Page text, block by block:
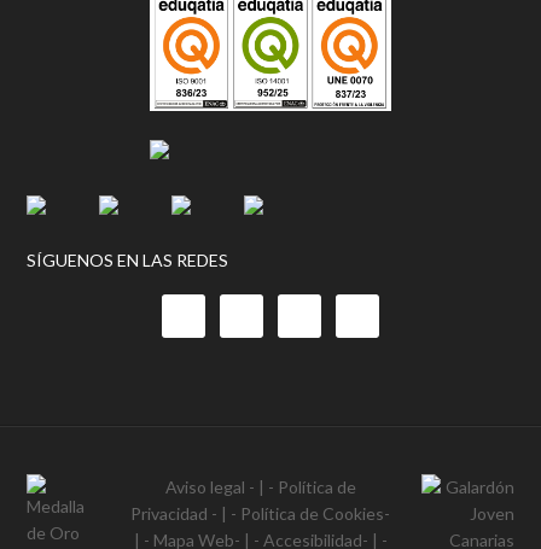
SÍGUENOS EN LAS REDES
Aviso legal - | - Política de
Privacidad - | - Política de Cookies-
| - Mapa Web- | - Accesibilidad- | -